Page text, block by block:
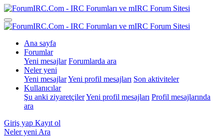
Ana sayfa
Forumlar
Yeni mesajlar Forumlarda ara
Neler yeni
Yeni mesajlarYeni profil mesajları Son aktiviteler
Kullanıcılar
Şu anki ziyaretçilerYeni profil mesajları Profil mesajlarında
ara
Giriş yap Kayıt ol
Neler yeni Ara